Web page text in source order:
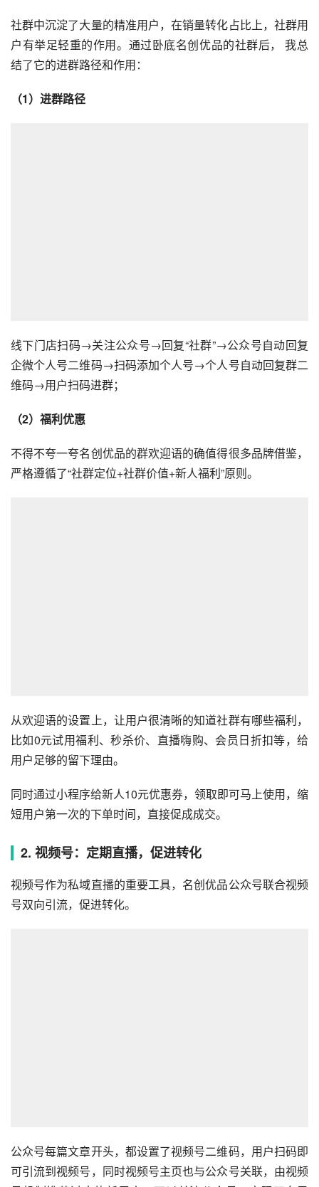
社群中沉淀了大量的精准用户，在销量转化占比上，社群用
户有举足轻重的作用。通过卧底名创优品的社群后， 我总
结了它的进群路径和作用：
（1）进群路径
线下门店扫码→关注公众号→回复“社群”→公众号自动回复
企微个人号二维码→扫码添加个人号→个人号自动回复群二
维码→用户扫码进群；
（2）福利优惠
不得不夸一夸名创优品的群欢迎语的确值得很多品牌借鉴，
严格遵循了“社群定位+社群价值+新人福利”原则。
从欢迎语的设置上，让用户很清晰的知道社群有哪些福利，
比如0元试用福利、秒杀价、直播嗨购、会员日折扣等，给
用户足够的留下理由。
同时通过小程序给新人10元优惠券，领取即可马上使用，缩
短用户第一次的下单时间，直接促成成交。
2. 视频号：定期直播，促进转化
视频号作为私域直播的重要工具，名创优品公众号联合视频
号双向引流，促进转化。
公众号每篇文章开头，都设置了视频号二维码，用户扫码即
可引流到视频号，同时视频号主页也与公众号关联，由视频